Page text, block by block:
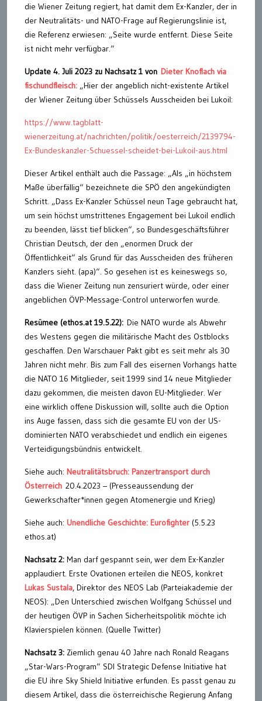
die Wiener Zeitung regiert, hat damit dem Ex-Kanzler, der in
der Neutralitäts- und NATO-Frage auf Regierungslinie ist,
die Referenz erwiesen: „Seite wurde entfernt. Diese Seite
ist nicht mehr verfügbar.“
Update 4. Juli 2023 zu Nachsatz 1 von Dieter Knoflach via
fischundfleisch: „Hier der angeblich nicht-existente Artikel
der Wiener Zeitung über Schüssels Ausscheiden bei Lukoil:
https://www.tagblatt-
wienerzeitung.at/nachrichten/politik/oesterreich/2139794-
Ex-Bundeskanzler-Schuessel-scheidet-bei-Lukoil-aus.html
Dieser Artikel enthält auch die Passage: „Als „in höchstem
Maße überfällig“ bezeichnete die SPÖ den angekündigten
Schritt. „Dass Ex-Kanzler Schüssel neun Tage gebraucht hat,
um sein höchst umstrittenes Engagement bei Lukoil endlich
zu beenden, lässt tief blicken“, so Bundesgeschäftsführer
Christian Deutsch, der den „enormen Druck der
Öffentlichkeit“ als Grund für das Ausscheiden des früheren
Kanzlers sieht. (apa)“. So gesehen ist es keineswegs so,
dass die Wiener Zeitung nun zensuriert würde, oder einer
angeblichen ÖVP-Message-Control unterworfen wurde.
Resümee (ethos.at 19.5.22): Die NATO wurde als Abwehr
des Westens gegen die militärische Macht des Ostblocks
geschaffen. Den Warschauer Pakt gibt es seit mehr als 30
Jahren nicht mehr. Bis zum Fall des eisernen Vorhangs hatte
die NATO 16 Mitglieder, seit 1999 sind 14 neue Mitglieder
dazu gekommen, die meisten davon EU-Mitglieder. Wer
eine wirklich offene Diskussion will, sollte auch die Option
ins Auge fassen, dass sich die gesamte EU von der US-
dominierten NATO verabschiedet und endlich ein eigenes
Verteidigungsbündnis entwickelt.
Siehe auch: Neutralitätsbruch: Panzertransport durch
Österreich 20.4.2023 – (Presseaussendung der
Gewerkschafter*innen gegen Atomenergie und Krieg)
Siehe auch: Unendliche Geschichte: Eurofighter (5.5.23
ethos.at)
Nachsatz 2: Man darf gespannt sein, wer dem Ex-Kanzler
applaudiert. Erste Ovationen erteilen die NEOS, konkret
Lukas Sustala, Direktor des NEOS Lab (Parteiakademie der
NEOS): „Den Unterschied zwischen Wolfgang Schüssel und
der heutigen ÖVP in Sachen Sicherheitspolitik möchte ich
Klavierspielen können. (Quelle Twitter)
Nachsatz 3: Ziemlich genau 40 Jahre nach Ronald Reagans
„Star-Wars-Program“ SDI Strategic Defense Initiative hat
die EU ihre Sky Shield Initiative erfunden. Es passt genau zu
diesem Artikel, dass die österreichische Regierung Anfang